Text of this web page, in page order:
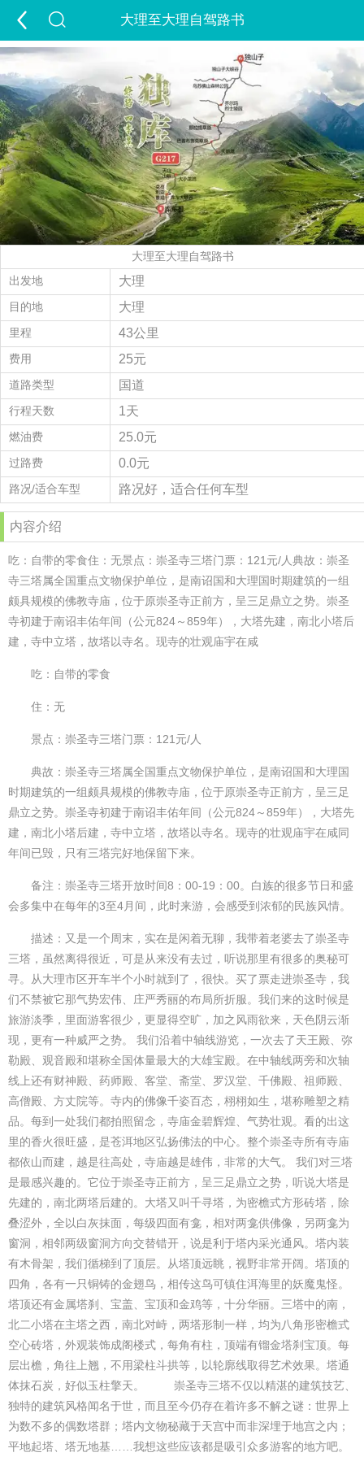
大理至大理自驾路书
定制游
出疆游 包车游 跟团游
夏令营 夕阳红 租车
景点 签证 酒店
精彩游记 旅行攻略 走进新疆
经营许可证 当地玩乐 会员中心
旅游问答
大理至大理自驾路书
出发地
大理
目的地 大理
里程 43公里
费用 25元
道路类型 国道
行程天数 1天
燃油费 25.0元
过路费 0.0元
路况/适合车型 路况好，适合任何车型
内容介绍
吃：自带的零食住：无景点：崇圣寺三塔门票：121元/人典故：崇圣
寺三塔属全国重点文物保护单位，是南诏国和大理国时期建筑的一组
颇具规模的佛教寺庙，位于原崇圣寺正前方，呈三足鼎立之势。崇圣
寺初建于南诏丰佑年间（公元824～859年），大塔先建，南北小塔后
建，寺中立塔，故塔以寺名。现寺的壮观庙宇在咸
吃：自带的零食
住：无
景点：崇圣寺三塔门票：121元/人
典故：崇圣寺三塔属全国重点文物保护单位，是南诏国和大理国
时期建筑的一组颇具规模的佛教寺庙，位于原崇圣寺正前方，呈三足
鼎立之势。崇圣寺初建于南诏丰佑年间（公元824～859年），大塔先
建，南北小塔后建，寺中立塔，故塔以寺名。现寺的壮观庙宇在咸同
年间已毁，只有三塔完好地保留下来。
备注：崇圣寺三塔开放时间8：00-19：00。白族的很多节日和盛
会多集中在每年的3至4月间，此时来游，会感受到浓郁的民族风情。
描述：又是一个周末，实在是闲着无聊，我带着老婆去了崇圣寺
三塔，虽然离得很近，可是从来没有去过，听说那里有很多的奥秘可
寻。从大理市区开车半个小时就到了，很快。买了票走进崇圣寺，我
们不禁被它那气势宏伟、庄严秀丽的布局所折服。我们来的这时候是
旅游淡季，里面游客很少，更显得空旷，加之风雨欲来，天色阴云渐
现，更有一种威严之势。 我们沿着中轴线游览，一次去了天王殿、弥
勒殿、观音殿和堪称全国体量最大的大雄宝殿。在中轴线两旁和次轴
线上还有财神殿、药师殿、客堂、斋堂、罗汉堂、千佛殿、祖师殿、
高僧殿、方丈院等。寺内的佛像千姿百态，栩栩如生，堪称雕塑之精
品。每到一处我们都拍照留念，寺庙金碧辉煌、气势壮观。看的出这
里的香火很旺盛，是苍洱地区弘扬佛法的中心。整个崇圣寺所有寺庙
都依山而建，越是往高处，寺庙越是雄伟，非常的大气。 我们对三塔
是最感兴趣的。它位于崇圣寺正前方，呈三足鼎立之势，听说大塔是
先建的，南北两塔后建的。大塔又叫千寻塔，为密檐式方形砖塔，除
叠涩外，全以白灰抹面，每级四面有龛，相对两龛供佛像，另两龛为
窗洞，相邻两级窗洞方向交替错开，说是利于塔内采光通风。塔内装
有木骨架，我们循梯到了顶层。从塔顶远眺，视野非常开阔。塔顶的
四角，各有一只铜铸的金翅鸟，相传这鸟可镇住洱海里的妖魔鬼怪。
塔顶还有金属塔刹、宝盖、宝顶和金鸡等，十分华丽。三塔中的南，
北二小塔在主塔之西，南北对峙，两塔形制一样，均为八角形密檐式
空心砖塔，外观装饰成阁楼式，每角有柱，顶端有镏金塔刹宝顶。每
层出檐，角往上翘，不用梁柱斗拱等，以轮廓线取得艺术效果。塔通
体抹石炭，好似玉柱擎天。 崇圣寺三塔不仅以精湛的建筑技艺、
独特的建筑风格闻名于世，而且至今仍存在着许多不解之谜：世界上
为数不多的偶数塔群；塔内文物秘藏于天宫中而非深埋于地宫之内；
平地起塔、塔无地基……我想这些应该都是吸引众多游客的地方吧。